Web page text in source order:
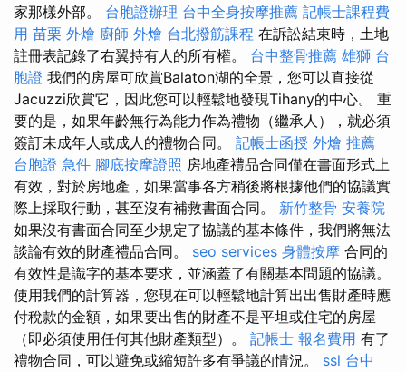
家那樣外部。 台胞證辦理 台中全身按摩推薦 記帳士課程費
用 苗栗 外燴 廚師 外燴 台北撥筋課程 在訴訟結束時，土地
註冊表記錄了右翼持有人的所有權。 台中整骨推薦 雄獅 台
胞證 我們的房屋可欣賞Balaton湖的全景，您可以直接從
Jacuzzi欣賞它，因此您可以輕鬆地發現Tihany的中心。 重
要的是，如果年齡無行為能力作為禮物（繼承人），就必須
簽訂未成年人或成人的禮物合同。 記帳士函授 外燴 推薦
台胞證 急件 腳底按摩證照 房地產禮品合同僅在書面形式上
有效，對於房地產，如果當事各方稍後將根據他們的協議實
際上採取行動，甚至沒有補救書面合同。 新竹整骨 安養院
如果沒有書面合同至少規定了協議的基本條件，我們將無法
談論有效的財產禮品合同。 seo services 身體按摩 合同的
有效性是識字的基本要求，並涵蓋了有關基本問題的協議。
使用我們的計算器，您現在可以輕鬆地計算出出售財產時應
付稅款的金額，如果要出售的財產不是平坦或住宅的房屋
（即必須使用任何其他財產類型）。 記帳士 報名費用 有了
禮物合同，可以避免或縮短許多有爭議的情況。 ssl 台中